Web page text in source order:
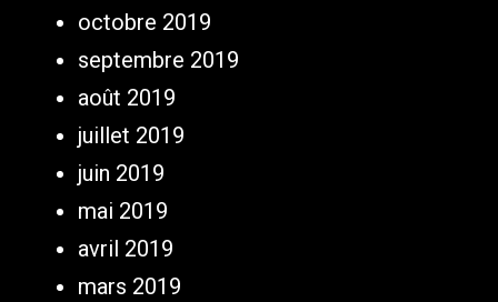
octobre 2019
septembre 2019
août 2019
juillet 2019
juin 2019
mai 2019
avril 2019
mars 2019